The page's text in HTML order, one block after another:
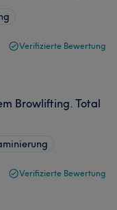
Verifizierte Bewertung
Browlifting. Total
Verifizierte Bewertung